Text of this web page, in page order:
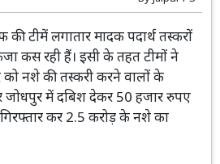
की टीमें लगातार मादक पदार्थ तस्करों
कस रही हैं। इसी के तहत टीमों ने
को नशे की तस्करी करने वालों के
में दबिश देकर 50 हजार रुपए
कर 2.5 करोड़ के नशे का